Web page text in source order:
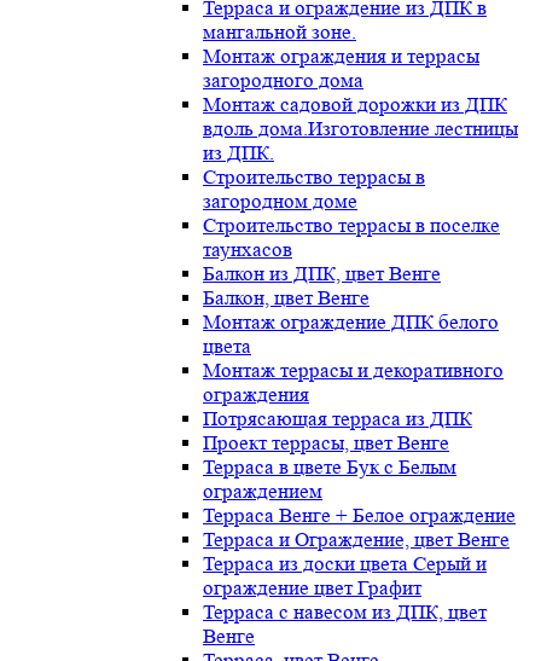
Терраса и ограждение из ДПК в
мангальной зоне.
Монтаж ограждения и террасы
загородного дома
Монтаж садовой дорожки из ДПК
вдоль дома.Изготовление лестницы
из ДПК.
Строительство террасы в
загородном доме
Строительство террасы в поселке
таунхасов
Балкон из ДПК, цвет Венге
Балкон, цвет Венге
Монтаж ограждение ДПК белого
цвета
Монтаж террасы и декоративного
ограждения
Потрясающая терраса из ДПК
Проект террасы, цвет Венге
Терраса в цвете Бук с Белым
ограждением
Терраса Венге + Белое ограждение
Терраса и Ограждение, цвет Венге
Терраса из доски цвета Серый и
ограждение цвет Графит
Терраса с навесом из ДПК, цвет
Венге